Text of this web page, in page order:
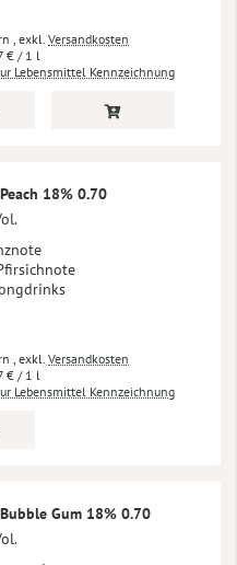
, exkl. Versandkosten
€ / 1 l
Lebensmittel Kennzeichnung
18% 0.70
, exkl. Versandkosten
€ / 1 l
Lebensmittel Kennzeichnung
Gum 18% 0.70